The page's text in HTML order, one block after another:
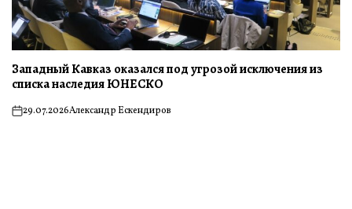
Западный Кавказ оказался под угрозой исключения из
списка наследия ЮНЕСКО
on29.07.2026Александр Ескендиров